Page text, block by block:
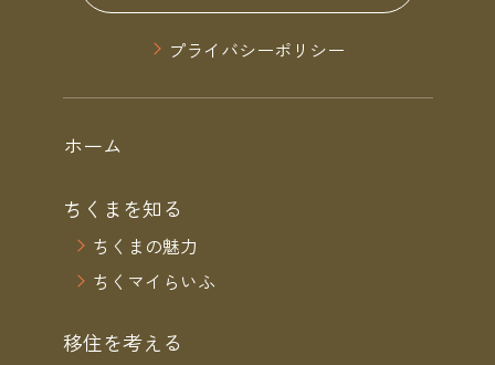
プライバシーポリシー
ホーム
ちくまを知る
ちくまの魅力
ちくマイらいふ
移住を考える